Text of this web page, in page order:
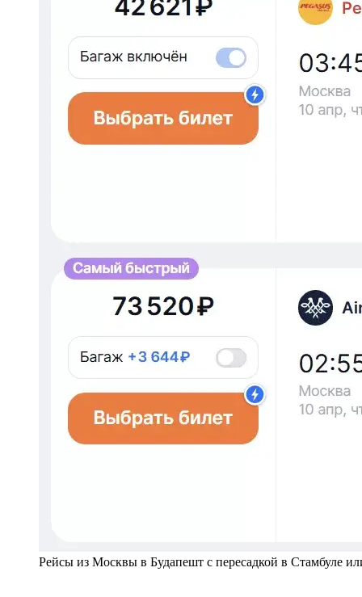
Рейсы из Москвы в Будапешт с пересадкой в Стамбуле